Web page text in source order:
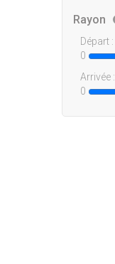
Rayon
Départ :
0
Arrivée :
0